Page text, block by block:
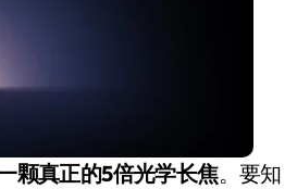
颗真正的5倍光学长焦。要知